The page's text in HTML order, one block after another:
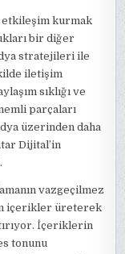
etkileşim kurmak
bir diğer
stratejileri ile
iletişim
sıklığı ve
parçaları
üzerinden daha
Dijital’in
vazgeçilmez
içerikler üreterek
İçeriklerin
tonunu